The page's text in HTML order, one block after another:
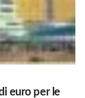
euro per le